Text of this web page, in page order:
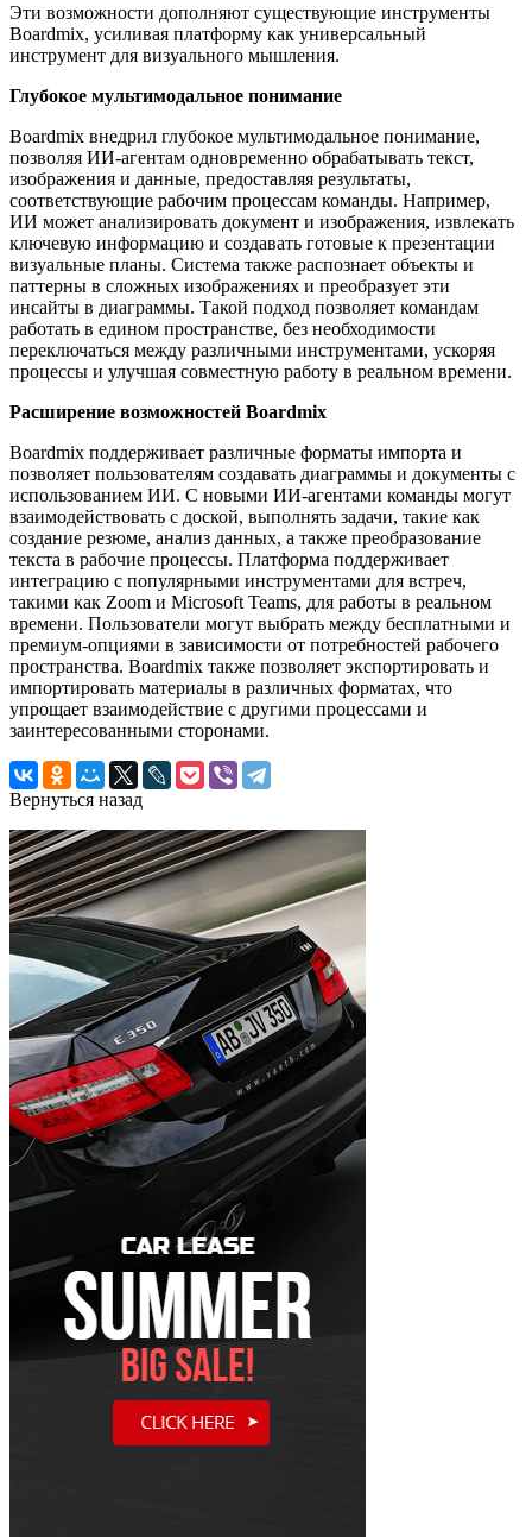
Эти возможности дополняют существующие инструменты
Boardmix, усиливая платформу как универсальный
инструмент для визуального мышления.
Глубокое мультимодальное понимание
Boardmix внедрил глубокое мультимодальное понимание,
позволяя ИИ-агентам одновременно обрабатывать текст,
изображения и данные, предоставляя результаты,
соответствующие рабочим процессам команды. Например,
ИИ может анализировать документ и изображения, извлекать
ключевую информацию и создавать готовые к презентации
визуальные планы. Система также распознает объекты и
паттерны в сложных изображениях и преобразует эти
инсайты в диаграммы. Такой подход позволяет командам
работать в едином пространстве, без необходимости
переключаться между различными инструментами, ускоряя
процессы и улучшая совместную работу в реальном времени.
Расширение возможностей Boardmix
Boardmix поддерживает различные форматы импорта и
позволяет пользователям создавать диаграммы и документы с
использованием ИИ. С новыми ИИ-агентами команды могут
взаимодействовать с доской, выполнять задачи, такие как
создание резюме, анализ данных, а также преобразование
текста в рабочие процессы. Платформа поддерживает
интеграцию с популярными инструментами для встреч,
такими как Zoom и Microsoft Teams, для работы в реальном
времени. Пользователи могут выбрать между бесплатными и
премиум-опциями в зависимости от потребностей рабочего
пространства. Boardmix также позволяет экспортировать и
импортировать материалы в различных форматах, что
упрощает взаимодействие с другими процессами и
заинтересованными сторонами.
Вернуться назад